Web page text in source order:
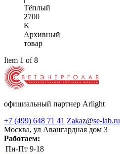
Тёплый
2700
K
Архивный
товар
Item 1 of 8
официальный партнер Arlight
+7 (499) 648 71 41 Zakaz@se-lab.ru
Москва, ул Авангардная дом 3
Работаем:
Пн-Пт 9-18